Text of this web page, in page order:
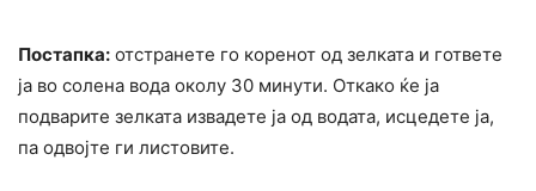
Постапка: отстранете го коренот од зелката и гответе
ја во солена вода околу 30 минути. Откако ќе ја
подварите зелката извадете ја од водата, исцедете ја,
па одвојте ги листовите.